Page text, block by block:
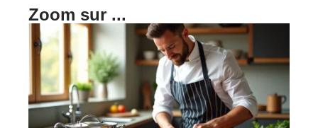
Zoom sur ...